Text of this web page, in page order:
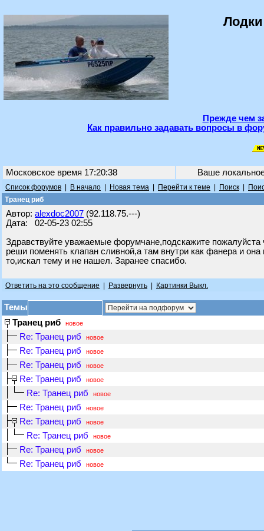
Прежде чем
Как правильно задавать вопросы в
Московское время 17:20:38 Ваше
Список форумов В начало Новая тема Перейти к теме Поиск
Транец риб
Автор: alexdoc2007 (92.118.75.---)
Дата: 02-05-23 02:55
Здравствуйте уважаемые форумчане,подскажите пожалуйста
реши поменять клапан сливной,а там внутри как фанера и
то,искал тему и не нашел. Заранее спасибо.
Ответить на это сообщение Развернуть Картинки Выкл.
Темы
Транец риб
новое
Re: Транец риб новое
Re: Транец риб новое
Re: Транец риб новое
Re: Транец риб новое
Re: Транец риб новое
Re: Транец риб новое
Re: Транец риб новое
Re: Транец риб новое
Re: Транец риб новое
Re: Транец риб новое